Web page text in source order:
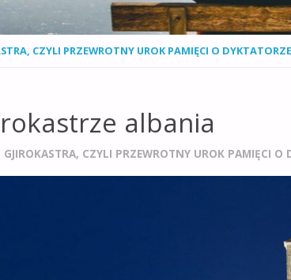
CZYLI PRZEWROTNY UROK PAMIĘCI O DYKTATORZE
albania
GJIROKASTRA, CZYLI PRZEWROTNY UROK PAMIĘCI O